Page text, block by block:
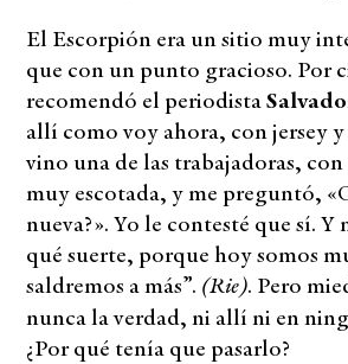
El Escorpión era un sitio muy
que con un punto gracioso. Por
recomendó el periodista
allí como voy ahora, con jersey
vino una de las trabajadoras,
muy escotada, y me preguntó,
nueva?». Yo le contesté que sí. Y
qué suerte, porque hoy somos
saldremos a más”. (Rie). Pero
nunca la verdad, ni allí ni en
¿Por qué tenía que pasarlo?